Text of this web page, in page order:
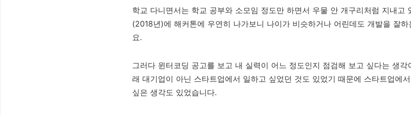
학교 다니면서는 학교 공부와 소모임 정도만 하면서 우물 안 개구리처럼 지내고
(2018년)에 해커톤에 우연히 나가보니 나이가 비슷하거나 어린데도 개발을 잘
요.
그러다 윈터코딩 공고를 보고 내 실력이 어느 정도인지 점검해 보고 싶다는 생
래 대기업이 아닌 스타트업에서 일하고 싶었던 것도 있었기 때문에 스타트업에
싶은 생각도 있었습니다.